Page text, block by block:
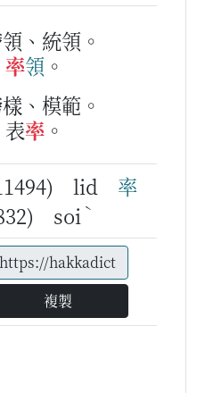
、統領。
率領 。
、模範。
率 。
lid 率
soi ˋ
複製